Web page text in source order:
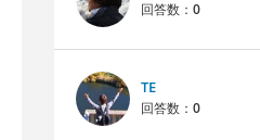
回答数： 0
TE
回答数： 0